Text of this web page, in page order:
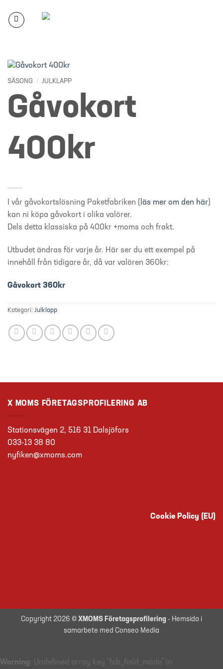
content
SÄSONG / JULKLAPP
Gåvokort
400kr
I vår gåvokortslösning Paketfabriken (läs mer om den här)
kan ni köpa gåvokort i olika valörer.
Dels detta klassiska på 400kr +moms och frakt.
Utbudet ändras för varje år. Här ser du ett exempel på
innehåll från tidigare år, då var valören 360kr:
Gåvokort 360kr
Kategori: Julklapp
X MOMS FÖRETAGSPROFILERING AB
Stationsvägen 2, 516 31 Dalsjöfors
033-13 38 80
nyfiken@xmoms.com
Cookie Policy (EU)
Copyright 2026 © XMOMS Företagsprofilering - Hemsida i
samarbete med Conseo Media
Warning : Undefined array key "fcb_field_mode" in